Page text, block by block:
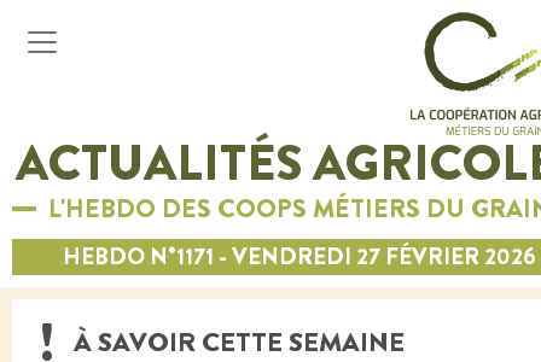
ACTUALITÉS
L'HEBDO DES COOPS MÉTIERS DU
HEBDO N°1171 - VENDREDI 27 FÉVRIER 2026
À SAVOIR CETTE SEMAINE